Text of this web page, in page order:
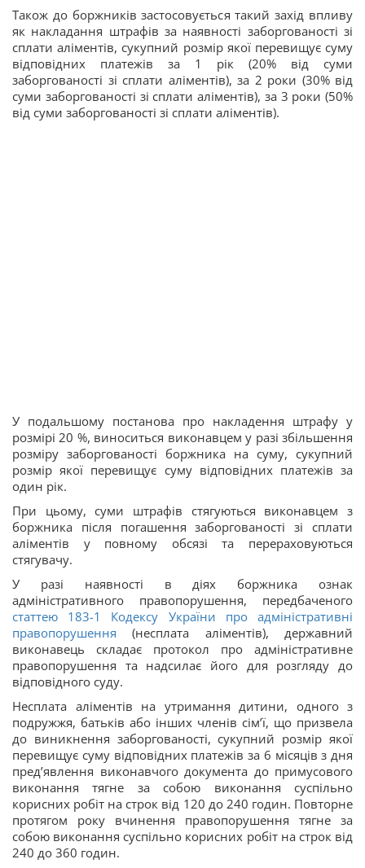
Також до боржників застосовується такий захід впливу
як накладання штрафів за наявності заборгованості зі
сплати аліментів, сукупний розмір якої перевищує суму
відповідних платежів за 1 рік (20% від суми
заборгованості зі сплати аліментів), за 2 роки (30% від
суми заборгованості зі сплати аліментів), за 3 роки (50%
від суми заборгованості зі сплати аліментів).
У подальшому постанова про накладення штрафу у
розмірі 20 %, виноситься виконавцем у разі збільшення
розміру заборгованості боржника на суму, сукупний
розмір якої перевищує суму відповідних платежів за
один рік.
При цьому, суми штрафів стягуються виконавцем з
боржника після погашення заборгованості зі сплати
аліментів у повному обсязі та перераховуються
стягувачу.
У разі наявності в діях боржника ознак
адміністративного правопорушення, передбаченого
статтею 183-1 Кодексу України про адміністративні
правопорушення (несплата аліментів), державний
виконавець складає протокол про адміністративне
правопорушення та надсилає його для розгляду до
відповідного суду.
Несплата аліментів на утримання дитини, одного з
подружжя, батьків або інших членів сім’ї, що призвела
до виникнення заборгованості, сукупний розмір якої
перевищує суму відповідних платежів за 6 місяців з дня
пред’явлення виконавчого документа до примусового
виконання тягне за собою виконання суспільно
корисних робіт на строк від 120 до 240 годин. Повторне
протягом року вчинення правопорушення тягне за
собою виконання суспільно корисних робіт на строк від
240 до 360 годин.